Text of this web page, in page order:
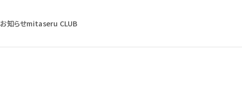
お知らせmitaseru CLUB